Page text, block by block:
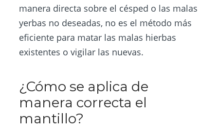
manera directa sobre el césped o las malas
yerbas no deseadas, no es el método más
eficiente para matar las malas hierbas
existentes o vigilar las nuevas.
¿Cómo se aplica de
manera correcta el
mantillo?